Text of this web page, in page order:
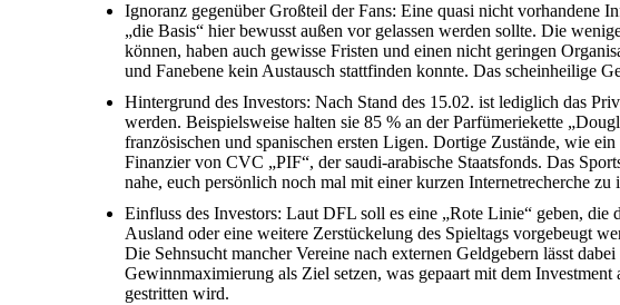
Ignoranz gegenüber Großteil der Fans: Eine quasi nicht vorhandene
„die Basis“ hier bewusst außen vor gelassen werden sollte. Die
können, haben auch gewisse Fristen und einen nicht geringen
und Fanebene kein Austausch stattfinden konnte. Das scheinheilige
Hintergrund des Investors: Nach Stand des 15.02. ist lediglich das
werden. Beispielsweise halten sie 85 % an der Parfümeriekette
französischen und spanischen ersten Ligen. Dortige Zustände, wie
Finanzier von CVC „PIF“, der saudi-arabische Staatsfonds. Das
nahe, euch persönlich noch mal mit einer kurzen Internetrecherche
Einfluss des Investors: Laut DFL soll es eine „Rote Linie“ geben,
Ausland oder eine weitere Zerstückelung des Spieltags vorgebeugt
Die Sehnsucht mancher Vereine nach externen Geldgebern lässt
Gewinnmaximierung als Ziel setzen, was gepaart mit dem
gestritten wird.